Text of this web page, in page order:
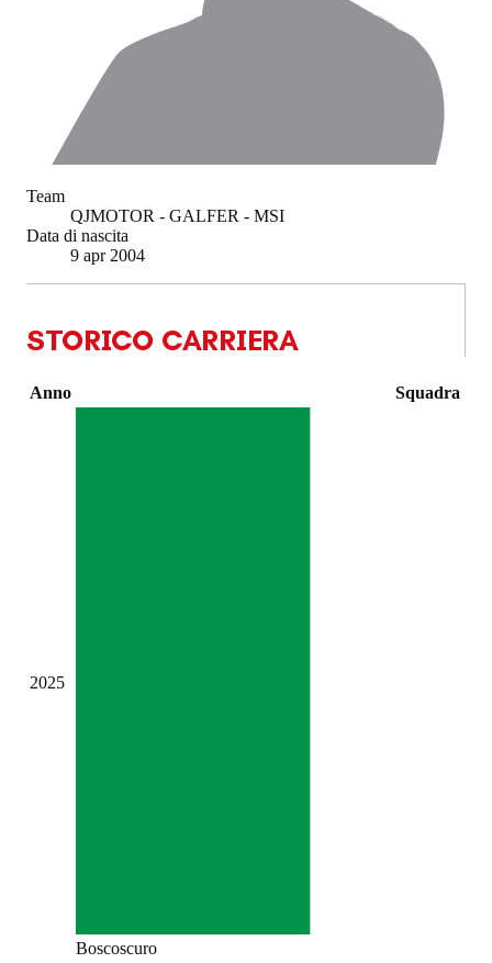
Team
QJMOTOR - GALFER - MSI
Data di nascita
9 apr 2004
STORICO CARRIERA
Anno Squadra
2025
Boscoscuro